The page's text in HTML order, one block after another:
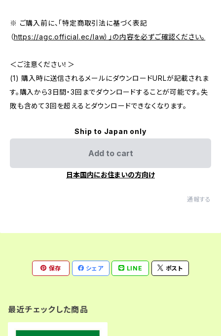
※ ご購入前に、「特定商取引法に基づく表記
（https://agc.official.ec/law）」の内容を必ずご確認ください。
＜ご注意ください！＞
(1) 購入時に送信されるメールにダウンロードURLが記載されま
す。購入から3日間・3回までダウンロードすることが可能です。失
敗も含めて3回を超えるとダウンロードできなくなります。
Ship to Japan only
Add to cart
日本国内にお住まいの方向け
通報する
保存 シェア LINE ポスト
最近チェックした商品